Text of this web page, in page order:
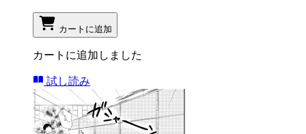
カートに追加
カートに追加しました
試し読み